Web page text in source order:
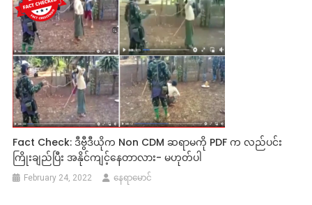
Fact Check: ဒီဗွီဒီယိုက Non CDM ဆရာမကို PDF က လည်ပင်း
ကြိုးချည်ပြီး အနိုင်ကျင့်နေတာလား- မဟုတ်ပါ
February 24, 2022 နေရာမောင်